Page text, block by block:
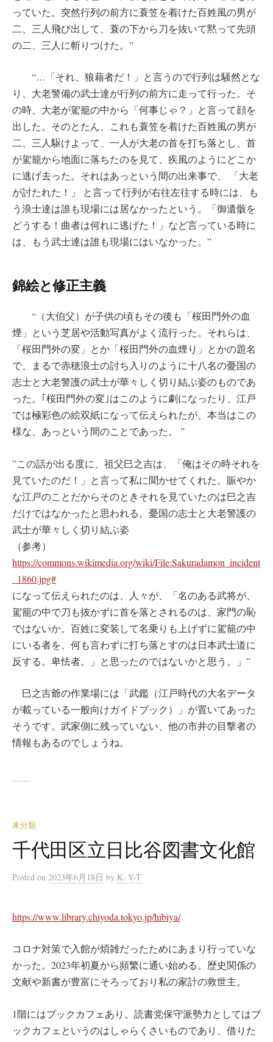
っていた。突然行列の前方に蓑笠を着けた百姓風の男が
二、三人飛び出して、蓑の下から刀を抜いて黙って先頭
の二、三人に斬りつけた。”
“…「それ、狼藉者だ！」と言うので行列は騒然とな
り、大老警備の武士達が行列の前方に走って行った。そ
の時、大老が駕籠の中から「何事じゃ？」と言って顔を
出した。そのとたん、これも蓑笠を着けた百姓風の男が
二、三人駆けよって、一人が大老の首を打ち落とし、首
が駕籠から地面に落ちたのを見て、疾風のようにどこか
に逃げ去った。それはあっという間の出来事で、 「大老
が討たれた！」 と言って行列が右往左往する時には、も
う浪士達は誰も現場には居なかったという。「御遺骸を
どうする！曲者は何れに逃げた！」など言っている時に
は、もう武士達は誰も現場にはいなかった。”
錦絵と修正主義
“（大伯父）が子供の頃もその後も「桜田門外の血
煙」という芝居や活動写真がよく流行った。それらは、
「桜田門外の変」とか「桜田門外の血煙り」とかの題名
で、まるで赤穂浪士の討ち入りのように十八名の憂国の
志士と大老警護の武士が華々しく切り結ぶ姿のものであ
った。｢桜田門外の変｣はこのように劇になったり、江戸
では極彩色の絵双紙になって伝えられたが、本当はこの
様な、あっという間のことであった。 ”
”この話が出る度に、祖父巳之吉は、「俺はその時それを
見ていたのだ！」と言って私に聞かせてくれた。賑やか
な江戸のことだからそのときそれを見ていたのは巳之吉
だけではなかったと思われる。憂国の志士と大老警護の
武士が華々しく切り結ぶ姿
（参考）
https://commons.wikimedia.org/wiki/File:Sakuradamon_incident
_1860.jpg#
になって伝えられたのは、人々が、「名のある武将が、
駕籠の中で刀も抜かずに首を落とされるのは、家門の恥
ではないか。百姓に変装して名乗りも上げずに駕籠の中
にいる者を、何も言わずに打ち落とすのは日本武士道に
反する。卑怯者。」と思ったのではないかと思う。」”
巳之吉爺の作業場には「武鑑（江戸時代の大名データ
が載っている一般向けガイドブック）」が置いてあった
そうです。武家側に残っていない、他の市井の目撃者の
情報もあるのでしょうね。
未分類
千代田区立日比谷図書文化館
Posted on 2023年6月18日 by K. Y-T
https://www.library.chiyoda.tokyo.jp/hibiya/
コロナ対策で入館が煩雑だったためにあまり行っていな
かった。2023年初夏から頻繁に通い始める。歴史関係の
文献や新書が豊富にそろっており私の家計の救世主。
1階にはブックカフェあり。読書党保守派勢力としてはブ
ックカフェというのはしゃらくさいものであり、借りた